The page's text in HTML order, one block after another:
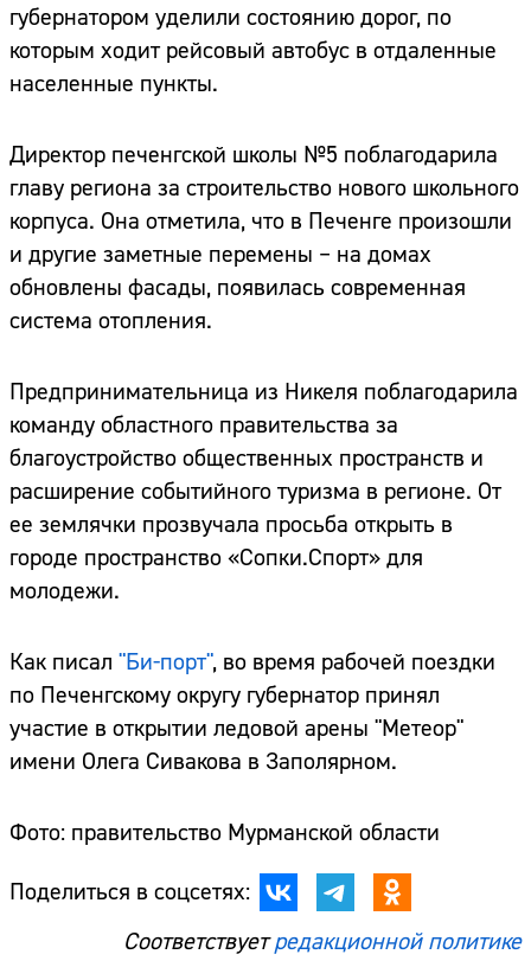
губернатором уделили состоянию дорог, по
которым ходит рейсовый автобус в отдаленные
населенные пункты.
Директор печенгской школы №5 поблагодарила
главу региона за строительство нового школьного
корпуса. Она отметила, что в Печенге произошли
и другие заметные перемены – на домах
обновлены фасады, появилась современная
система отопления.
Предпринимательница из Никеля поблагодарила
команду областного правительства за
благоустройство общественных пространств и
расширение событийного туризма в регионе. От
ее землячки прозвучала просьба открыть в
городе пространство «Сопки.Спорт» для
молодежи.
Как писал "Би-порт", во время рабочей поездки
по Печенгскому округу губернатор принял
участие в открытии ледовой арены "Метеор"
имени Олега Сивакова в Заполярном.
Фото: правительство Мурманской области
Поделиться в соцсетях:
Соответствуетредакционной политике